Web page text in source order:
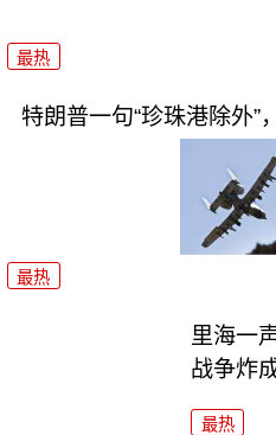
最热
特朗普一句“珍珠港除外”
最热
里海一
战争炸
最热